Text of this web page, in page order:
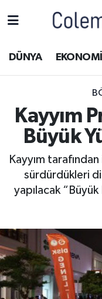
DÜNYA EKONOMİ
Kayyım
Büyük
Kayyım
sürdürdükleri
yapılacak
ASAYİŞ
DOĞA
DÜNYA
EĞİTİM
GÜNDEM
Hakkari Haber
Hakkâri Hava
Hakkâri Trafik
Süper Lig
Tüm Manşetler
Haber Arşivi